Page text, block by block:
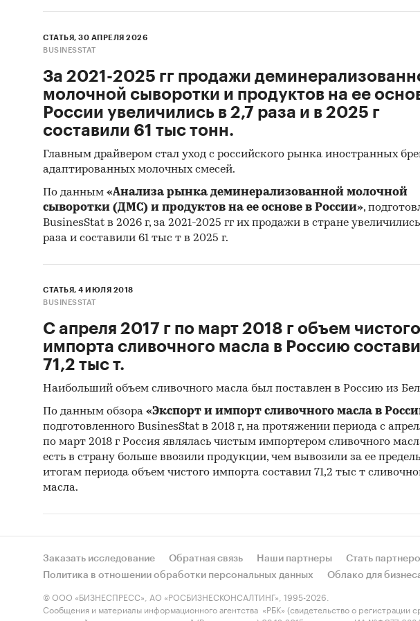
СТАТЬЯ, 30 АПРЕЛЯ 2026
BUSINESSTAT
За 2021-2025 гг продажи
молочной сыворотки и продуктов на ее
России увеличились в 2,7 раза и в 2025 г
составили 61 тыс тонн.
Главным драйвером стал уход с российского рынка иностранных
адаптированных молочных смесей.
По данным «Анализа рынка деминерализованной молочной
сыворотки (ДМС) и продуктов на ее основе в России»,
BusinesStat в 2026 г, за 2021-2025 гг их продажи в стране
раза и составили 61 тыс т в 2025 г.
СТАТЬЯ, 4 ИЮЛЯ 2018
BUSINESSTAT
С апреля 2017 г по март 2018 г объем чистого
импорта сливочного масла в Россию
71,2 тыс т.
Наибольший объем сливочного масла был поставлен в Россию из
По данным обзора «Экспорт и импорт сливочного масла в
подготовленного BusinesStat в 2018 г, на протяжении периода с
по март 2018 г Россия являлась чистым импортером сливочного
есть в страну больше ввозили продукции, чем вывозили за ее
итогам периода объем чистого импорта составил 71,2 тыс т
масла.
Заказать исследование Обратная связь Наши партнеры Стать
Политика в отношении обработки персональных данных
Облако для
© ООО «БИЗНЕСПРЕСС», АО «РОСБИЗНЕСКОНСАЛТИНГ», 1995-2026.
Сообщения и материалы информационного агентства «РБК» (свидетельство о